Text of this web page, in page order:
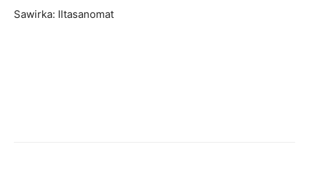
Sawirka: Iltasanomat